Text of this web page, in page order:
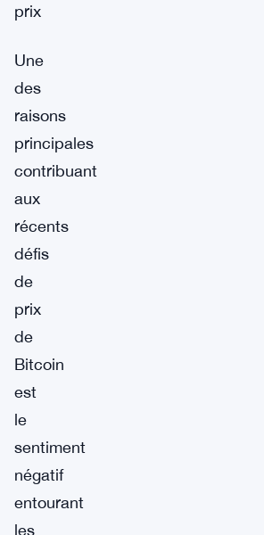
prix
Une
des
raisons
principales
contribuant
aux
récents
défis
de
prix
de
Bitcoin
est
le
sentiment
négatif
entourant
les